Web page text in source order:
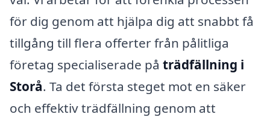
för dig genom att hjälpa dig att snabbt få
tillgång till flera offerter från pålitliga
företag specialiserade på trädfällning i
Storå. Ta det första steget mot en säker
och effektiv trädfällning genom att